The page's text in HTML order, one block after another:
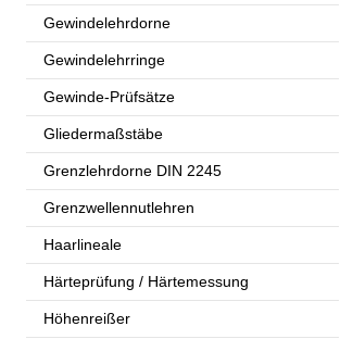
Gewindelehrdorne
Gewindelehrringe
Gewinde-Prüfsätze
Gliedermaßstäbe
Grenzlehrdorne DIN 2245
Grenzwellennutlehren
Haarlineale
Härteprüfung / Härtemessung
Höhenreißer